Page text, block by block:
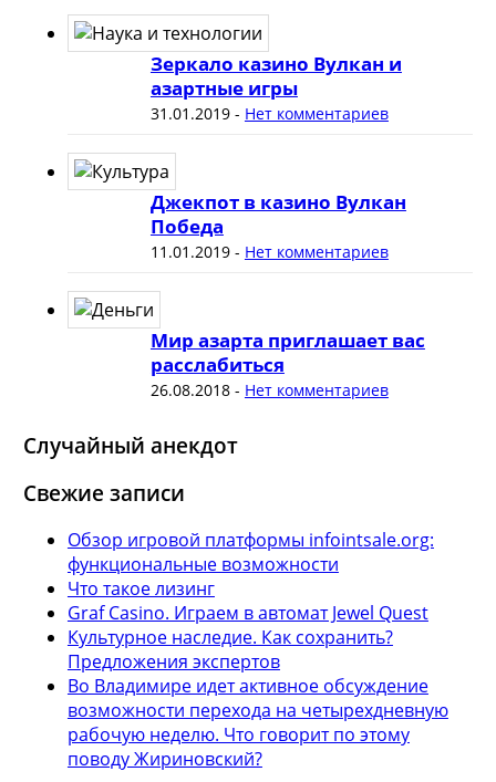
Зеркало казино Вулкан и
азартные игры
31.01.2019- Нет комментариев
Джекпот в казино Вулкан
Победа
11.01.2019- Нет комментариев
Мир азарта приглашает вас
расслабиться
26.08.2018- Нет комментариев
Случайный анекдот
Свежие записи
Обзор игровой платформы infointsale.org:
функциональные возможности
Что такое лизинг
Graf Casino. Играем в автомат Jewel Quest
Культурное наследие. Как сохранить?
Предложения экспертов
Во Владимире идет активное обсуждение
возможности перехода на четырехдневную
рабочую неделю. Что говорит по этому
поводу Жириновский?